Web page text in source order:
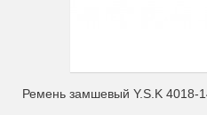
Ремень замшевый Y.S.K 4018-